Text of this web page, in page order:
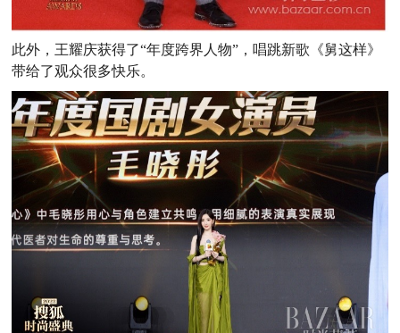
此外，王耀庆获得了“年度跨界人物”，唱跳新歌《舅这样》
带给了观众很多快乐。